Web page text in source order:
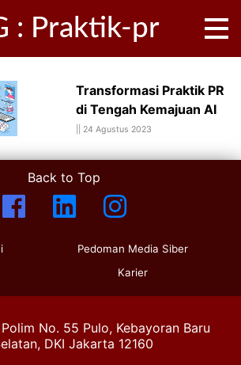
: Praktik-pr
Transformasi Praktik PR
di Tengah Kemajuan AI
24 Agustus 2023
Back to Top
Pedoman Media Siber
Karier
No. 55 Pulo, Kebayoran Baru
DKI Jakarta 12160